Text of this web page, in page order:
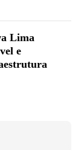
Lima
e